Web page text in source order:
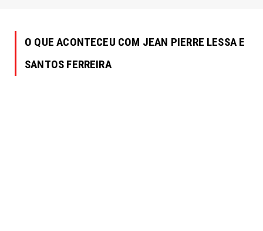
O QUE ACONTECEU COM JEAN PIERRE LESSA E
SANTOS FERREIRA